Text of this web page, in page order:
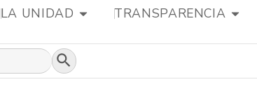
LA UNIDAD TRANSPARENCIA
Botón de búsqueda